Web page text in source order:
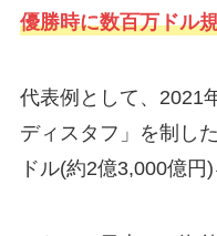
優勝時に数百万ドル
代表例として、2021
ディスタフ」を制し
ドル(約2億3,000億円